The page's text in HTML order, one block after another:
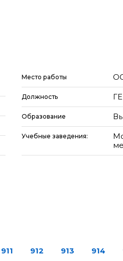
Место работы
Должность
Образование
Учебные заведения:
911 912 913 914